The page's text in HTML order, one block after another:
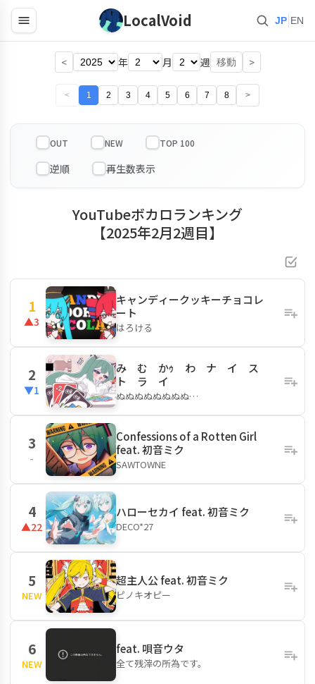
LocalVoid JP EN
< 年 月 週 移動 >
< 1 2 3 4 5 6 7 8 >
OUT NEW TOP 100
YouTubeボカロランキング
【2025年2月2週目】
1
▲3
キャンディークッキーチョコレ
ート
はろける
2
▼1
み む かｩ わ ナ イ ス
ト ラ イ
ぬぬぬぬぬぬぬぬ…
3
-
Confessions of a Rotten Girl
feat. 初音ミク
SAWTOWNE
4
▲22
ハローセカイ feat. 初音ミク
DECO*27
5
NEW
超主人公 feat. 初音ミク
ピノキオピー
6
NEW
feat. 唄音ウタ
全て残滓の所為です。